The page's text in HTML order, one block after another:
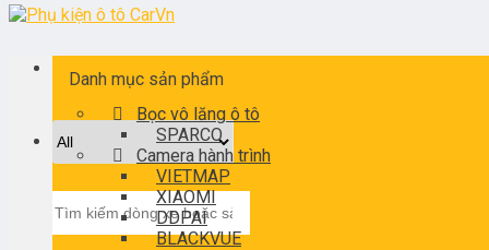
kiếm:
Danh mục sản phẩm
Bọc vô lăng ô tô
SPARCO
Camera hành trình
VIETMAP
XIAOMI
DDPAI
BLACKVUE